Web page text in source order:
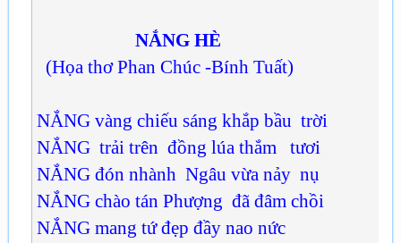
NẮNG HÈ
(Họa thơ Phan Chúc -Bính Tuất)
NẮNG vàng chiếu sáng khắp bầu trời
NẮNG trải trên đồng lúa thắm tươi
NẮNG đón nhành Ngâu vừa nảy nụ
NẮNG chào tán Phượng đã đâm chồi
NẮNG mang tứ đẹp đầy nao nức